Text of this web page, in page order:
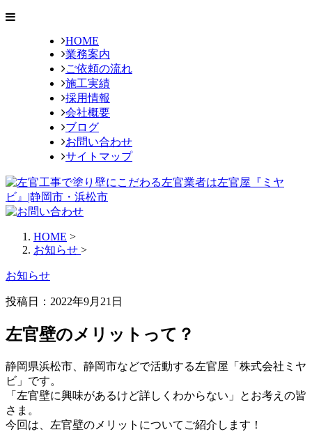
HOME
業務案内
ご依頼の流れ
施工実績
採用情報
会社概要
ブログ
お問い合わせ
サイトマップ
HOME >
お知らせ >
お知らせ
投稿日：2022年9月21日
左官壁のメリットって？
静岡県浜松市、静岡市などで活動する左官屋「株式会社ミヤ
ビ」です。
「左官壁に興味があるけど詳しくわからない」とお考えの皆
さま。
今回は、左官壁のメリットについてご紹介します！